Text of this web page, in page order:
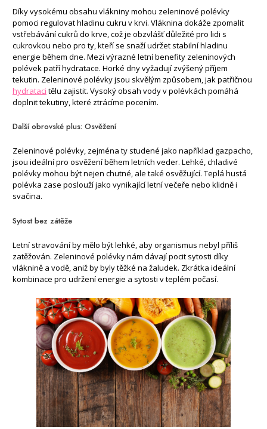
Díky vysokému obsahu vlákniny mohou zeleninové polévky
pomoci regulovat hladinu cukru v krvi. Vláknina dokáže zpomalit
vstřebávání cukrů do krve, což je obzvlášť důležité pro lidi s
cukrovkou nebo pro ty, kteří se snaží udržet stabilní hladinu
energie během dne. Mezi výrazné letní benefity zeleninových
polévek patří hydratace. Horké dny vyžadují zvýšený příjem
tekutin. Zeleninové polévky jsou skvělým způsobem, jak patřičnou
hydrataci tělu zajistit. Vysoký obsah vody v polévkách pomáhá
doplnit tekutiny, které ztrácíme pocením.
Další obrovské plus: Osvěžení
Zeleninové polévky, zejména ty studené jako například gazpacho,
jsou ideální pro osvěžení během letních veder. Lehké, chladivé
polévky mohou být nejen chutné, ale také osvěžující. Teplá hustá
polévka zase poslouží jako vynikající letní večeře nebo klidně i
svačina.
Sytost bez zátěže
Letní stravování by mělo být lehké, aby organismus nebyl příliš
zatěžován. Zeleninové polévky nám dávají pocit sytosti díky
vláknině a vodě, aniž by byly těžké na žaludek. Zkrátka ideální
kombinace pro udržení energie a sytosti v teplém počasí.